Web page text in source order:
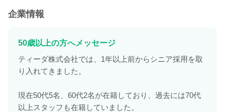
企業情報
50歳以上の方へメッセージ
ティーダ株式会社では、1年以上前からシニア採用を取
り入れてきました。
現在50代5名、60代2名が在籍しており、過去には70代
以上スタッフも在籍していました。